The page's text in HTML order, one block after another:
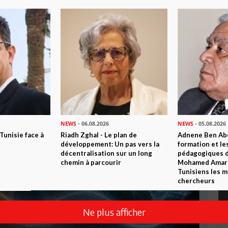
face à
NEWS - 06.08.2026
Riadh Zghal - Le plan de
développement: Un pas vers la
décentralisation sur un long
chemin à parcourir
NEWS- 05.08.2026
Adnene Ben
formation et
pédagogiques
Mohamed
Tunisiens les
chercheurs
Ne plus afficher